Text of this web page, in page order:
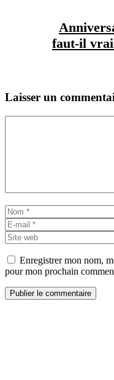
faut-il
Laisser un
Nom
Enregistrer mon nom,
pour mon prochain